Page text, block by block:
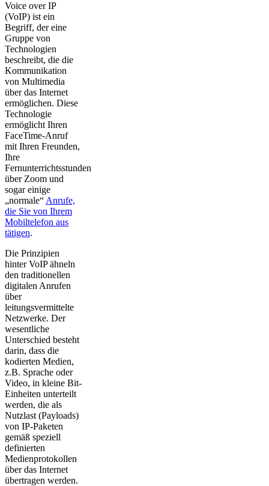
Voice over IP
(VoIP) ist ein
Begriff, der eine
Gruppe von
Technologien
beschreibt, die die
Kommunikation
von Multimedia
über das Internet
ermöglichen. Diese
Technologie
ermöglicht Ihren
FaceTime-Anruf
mit Ihren Freunden,
Ihre
Fernunterrichtsstunden
über Zoom und
sogar einige
„normale“ Anrufe,
die Sie von Ihrem
Mobiltelefon aus
tätigen.
Die Prinzipien
hinter VoIP ähneln
den traditionellen
digitalen Anrufen
über
leitungsvermittelte
Netzwerke. Der
wesentliche
Unterschied besteht
darin, dass die
kodierten Medien,
z.B. Sprache oder
Video, in kleine Bit-
Einheiten unterteilt
werden, die als
Nutzlast (Payloads)
von IP-Paketen
gemäß speziell
definierten
Medienprotokollen
über das Internet
übertragen werden.